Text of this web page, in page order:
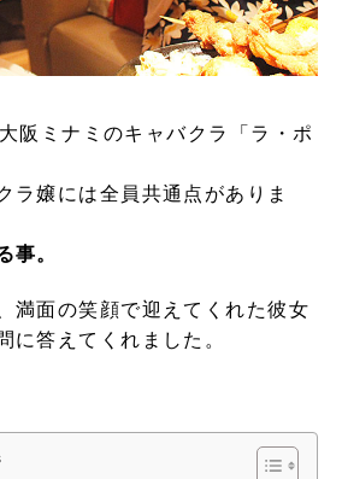
ミナミのキャバクラ
「ラ・ポ
ラ嬢には全員共通点がありま
事。
満面の笑顔で迎えてくれた彼女
に答えてくれました。